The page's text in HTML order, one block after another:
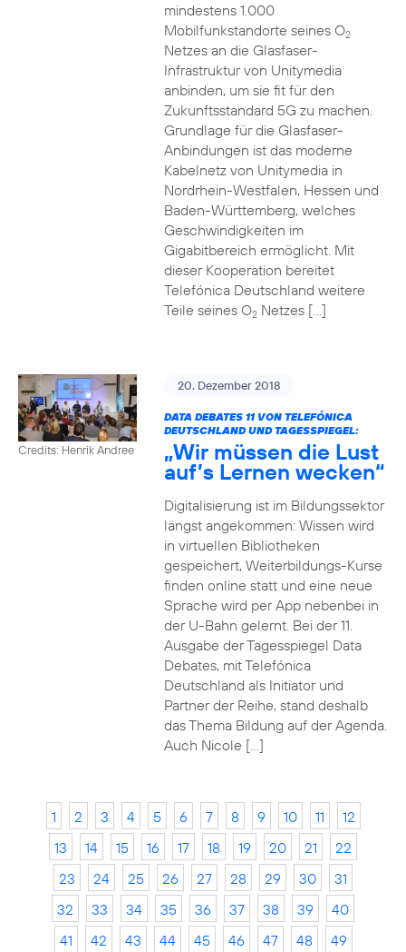
mindestens 1.000
Mobilfunkstandorte seines O2
Netzes an die Glasfaser-
Infrastruktur von Unitymedia
anbinden, um sie fit für den
Zukunftsstandard 5G zu machen.
Grundlage für die Glasfaser-
Anbindungen ist das moderne
Kabelnetz von Unitymedia in
Nordrhein-Westfalen, Hessen und
Baden-Württemberg, welches
Geschwindigkeiten im
Gigabitbereich ermöglicht. Mit
dieser Kooperation bereitet
Telefónica Deutschland weitere
Teile seines O2Netzes […]
Credits: Henrik Andree
20. Dezember 2018
DATA DEBATES 11 VON TELEFÓNICA
DEUTSCHLAND UND TAGESSPIEGEL:
„Wir müssen die Lust
auf’s Lernen wecken“
Digitalisierung ist im Bildungssektor
längst angekommen: Wissen wird
in virtuellen Bibliotheken
gespeichert, Weiterbildungs-Kurse
finden online statt und eine neue
Sprache wird per App nebenbei in
der U-Bahn gelernt. Bei der 11.
Ausgabe der Tagesspiegel Data
Debates, mit Telefónica
Deutschland als Initiator und
Partner der Reihe, stand deshalb
das Thema Bildung auf der Agenda.
Auch Nicole […]
1 2 3 4 5 6 7 8 9 10 11
12
13
14 15 16 17 18 19 20 21
22
23
24 25 26 27 28 29 30
31
32
33 34 35 36 37 38 39
40
41
42 43 44 45 46 47 48
49